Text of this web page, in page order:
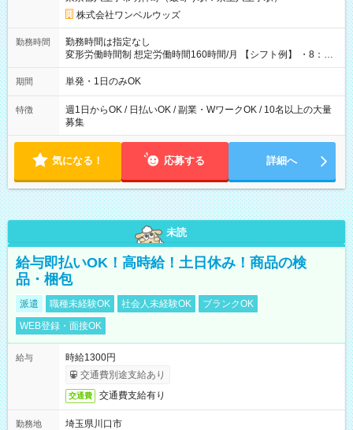
株式会社ワンベルウッズ
勤務時間
勤務時間は指定なし
変形労働時間制 想定労働時間160時間/月 【シフト例】 ・8：00
～21：00
期間 単発・1日のみOK
特徴
週1日からOK / 日払いOK / 副業・WワークOK / 10名以上の大量
募集
気になる！ 応募する 詳細へ
未読
給与即払いOK！高時給！土日休み！商品の検
品・梱包
派遣 職種未経験OK 社会人未経験OK
ブランクOK
WEB登録・面接OK
給与
時給1300円
交通費別途支給あり
交通費 交通費支給有り
勤務地
埼玉県川口市